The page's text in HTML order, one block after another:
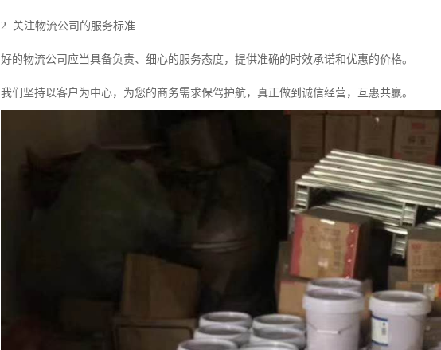
2. 关注物流公司的服务标准
好的物流公司应当具备负责、细心的服务态度，提供准确的时效承诺和优惠的价格。
我们坚持以客户为中心，为您的商务需求保驾护航，真正做到诚信经营，互惠共赢。